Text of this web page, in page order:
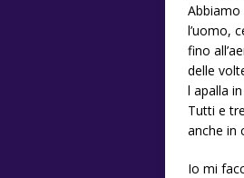
Abbiamo
l’uomo,
fino
delle
l apalla
Tutti e
anche in
Io mi